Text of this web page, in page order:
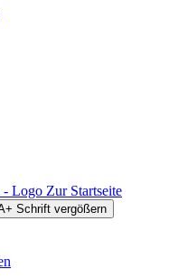
Zur Startseite
Schrift vergößern